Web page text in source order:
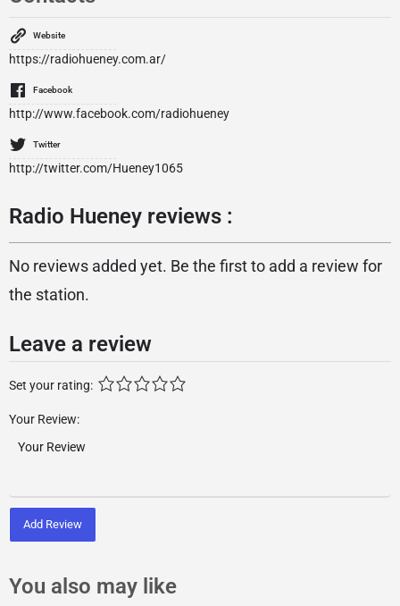
Website
https://radiohueney.com.ar/
Facebook
http://www.facebook.com/radiohueney
Twitter
http://twitter.com/Hueney1065
Radio Hueney reviews :
No reviews added yet. Be the first to add a review for
the station.
Leave a review
Set your rating:
Your Review:
Add Review
You also may like